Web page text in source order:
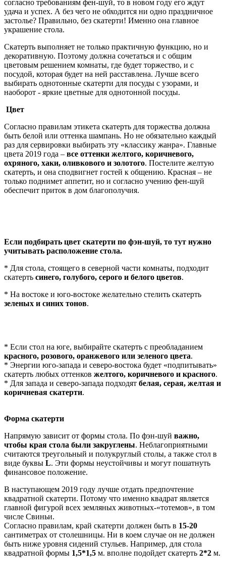
согласно требованиям фен-шуй, то в новом году его ждут
удача и успех. А без чего не обходится ни одно праздничное
застолье? Правильно, без скатерти! Именно она главное
украшение стола.
Скатерть выполняет не только практичную функцию, но и
декоративную. Поэтому должна сочетаться и с общим
цветовым решением комнаты, где будет торжество, и с
посудой, которая будет на ней расставлена. Лучше всего
выбирать однотонные скатерти для посуды с узорами, и
наоборот - яркие цветные для однотонной посуды.
Цвет
Согласно правилам этикета скатерть для торжества должна
быть белой или оттенка шампань. Но не обязательно каждый
раз для сервировки выбирать эту «классику жанра». Главные
цвета 2019 года – все оттенки желтого, коричневого,
охряного, хаки, оливкового и золотого. Постелите желтую
скатерть, и она сподвигнет гостей к общению. Красная – не
только поднимет аппетит, но и согласно учению фен-шуй
обеспечит приток в дом благополучия.
Если подбирать цвет скатерти по фэн-шуй, то тут нужно
учитывать расположение стола.
* Для стола, стоящего в северной части комнаты, подходит
скатерть синего, голубого, серого и белого цветов.
* На востоке и юго-востоке желательно стелить скатерть
зеленых и синих тонов.
* Если стол на юге, выбирайте скатерть с преобладанием
красного, розового, оранжевого или зеленого цвета.
* Энергии юго-запада и северо-востока будет «подпитывать»
скатерть любых оттенков желтого, коричневого и красного.
* Для запада и северо-запада подходят белая, серая, желтая и
коричневая скатерти.
Форма скатерти
Напрямую зависит от формы стола. По фэн-шуй важно,
чтобы края стола были закруглены. Неблагоприятными
считаются треугольный и полукруглый столы, а также стол в
виде буквы L. Эти формы неустойчивы и могут пошатнуть
финансовое положение.
В наступающем 2019 году лучше отдать предпочтение
квадратной скатерти. Потому что именно квадрат является
главной фигурой всех земляных животных-«тотемов», в том
числе Свиньи.
Согласно правилам, край скатерти должен быть в 15-20
сантиметрах от столешницы. Ни в коем случае он не должен
быть ниже уровня сидений стульев. Например, для стола
квадратной формы 1,5*1,5 м. вполне подойдет скатерть 2*2 м.